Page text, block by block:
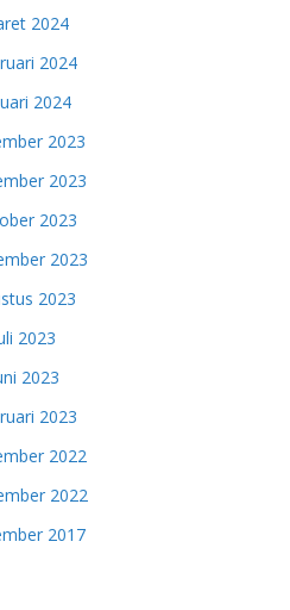
2024
2024
2024
2023
2023
2023
2023
2023
2023
2023
2023
2022
2022
2017